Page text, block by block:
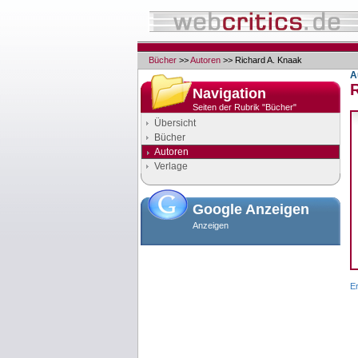
Bücher >>Autoren >> Richard A. Knaak
Navigation
Seiten der Rubrik "Bücher"
Übersicht
Bücher
Autoren
Verlage
Google Anzeigen
Anzeigen